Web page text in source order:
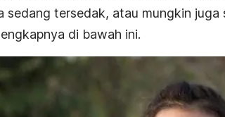
sedang tersedak, atau mungkin juga
di bawah ini.